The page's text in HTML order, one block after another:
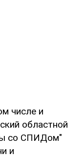
числе и
областной
со СПИДом"
и